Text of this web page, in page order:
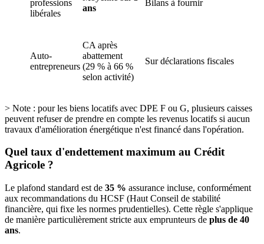
professions
libérales
ans
Bilans à fournir
Auto-
entrepreneurs
CA après
abattement
(29 % à 66 %
selon activité)
Sur déclarations fiscales
> Note : pour les biens locatifs avec DPE F ou G, plusieurs caisses
peuvent refuser de prendre en compte les revenus locatifs si aucun
travaux d'amélioration énergétique n'est financé dans l'opération.
Quel taux d'endettement maximum au Crédit
Agricole ?
Le plafond standard est de 35 % assurance incluse, conformément
aux recommandations du HCSF (Haut Conseil de stabilité
financière, qui fixe les normes prudentielles). Cette règle s'applique
de manière particulièrement stricte aux emprunteurs de plus de 40
ans.